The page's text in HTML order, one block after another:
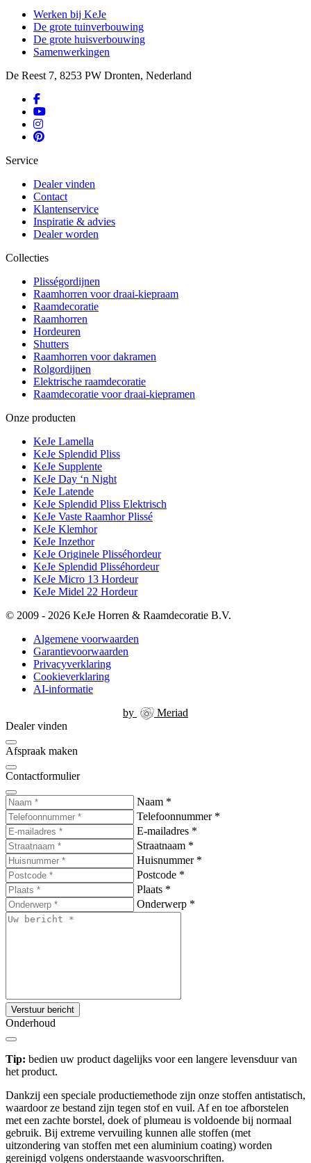
Werken bij KeJe
De grote tuinverbouwing
De grote huisverbouwing
Samenwerkingen
De Reest 7, 8253 PW Dronten, Nederland
Service
Dealer vinden
Contact
Klantenservice
Inspiratie & advies
Dealer worden
Collecties
Plisségordijnen
Raamhorren voor draai-kiepraam
Raamdecoratie
Raamhorren
Hordeuren
Shutters
Raamhorren voor dakramen
Rolgordijnen
Elektrische raamdecoratie
Raamdecoratie voor draai-kiepramen
Onze producten
KeJe Lamella
KeJe Splendid Pliss
KeJe Supplente
KeJe Day ‘n Night
KeJe Latende
KeJe Splendid Pliss Elektrisch
KeJe Vaste Raamhor Plissé
KeJe Klemhor
KeJe Inzethor
KeJe Originele Plisséhordeur
KeJe Splendid Plisséhordeur
KeJe Micro 13 Hordeur
KeJe Midel 22 Hordeur
© 2009 - 2026 KeJe Horren & Raamdecoratie B.V.
Algemene voorwaarden
Garantievoorwaarden
Privacyverklaring
Cookieverklaring
AI-informatie
by
Meriad
Dealer vinden
Afspraak maken
Contactformulier
Naam *
Telefoonnummer *
E-mailadres *
Straatnaam *
Huisnummer *
Postcode *
Plaats *
Onderwerp *
Verstuur bericht
Onderhoud
Tip: bedien uw product dagelijks voor een langere levensduur van
het product.
Dankzij een speciale productiemethode zijn onze stoffen antistatisch,
waardoor ze bestand zijn tegen stof en vuil. Af en toe afborstelen
met een zachte borstel, doek of plumeau is voldoende bij normaal
gebruik. Bij extreme vervuiling kunnen alle stoffen (met
uitzondering van stoffen met een aluminium coating) worden
gereinigd volgens onderstaande wasvoorschriften.